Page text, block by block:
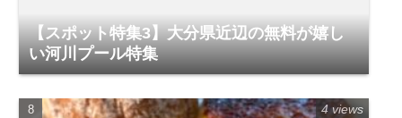
【スポット特集3】大分県近辺の無料が嬉し
い河川プール特集
4 views